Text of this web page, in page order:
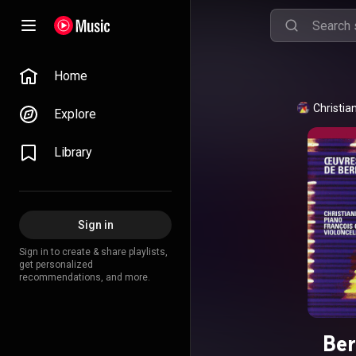
Home
Explore
Library
Sign in
Sign in to create & share playlists,
get personalized
recommendations, and more.